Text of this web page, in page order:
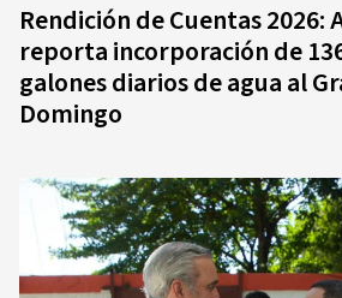
Rendición de Cuentas 2026:
reporta incorporación de
galones diarios de agua al
Domingo